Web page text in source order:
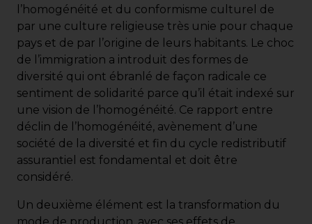
l’homogénéité et du conformisme culturel de
par une culture religieuse très unie pour chaque
pays et de par l’origine de leurs habitants. Le choc
de l’immigration a introduit des formes de
diversité qui ont ébranlé de façon radicale ce
sentiment de solidarité parce qu’il était indexé sur
une vision de l’homogénéité. Ce rapport entre
déclin de l’homogénéité, avènement d’une
société de la diversité et fin du cycle redistributif
assurantiel est fondamental et doit être
considéré.
Un deuxième élément est la transformation du